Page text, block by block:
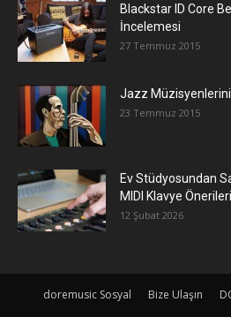
Blackstar ID Core
İncelemesi
27 Temmuz 2015
Jazz
23 Temmuz 2015
Ev Stüdyosundan
MIDI Klavye Önerileri
12 Şubat 2026
doremusic Sosyal Bize Ulaşın